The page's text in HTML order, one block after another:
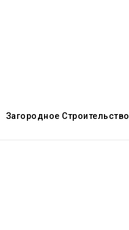
Загородное Строительство